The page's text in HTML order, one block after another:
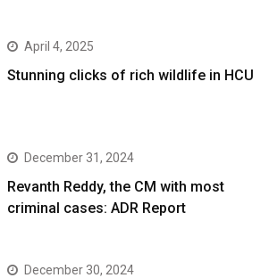
April 4, 2025
Stunning clicks of rich wildlife in HCU
December 31, 2024
Revanth Reddy, the CM with most
criminal cases: ADR Report
December 30, 2024